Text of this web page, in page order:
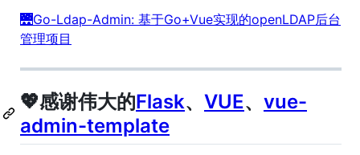
🌉Go-Ldap-Admin: 基于Go+Vue实现的openLDAP后台
管理项目
💖感谢伟大的Flask、 VUE、 vue-
admin-template